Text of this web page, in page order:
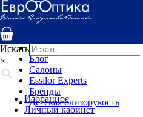
Услуги
Специалисты
Детская оптика
Блог
Салоны
Essilor Experts
Бренды
Детская близорукость
Искать
×
Избранное
Личный кабинет